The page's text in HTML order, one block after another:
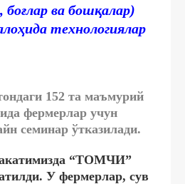
боғлар ва бошқалар)
технологиялар
152 та маъмурий
фермерлар учун
семинар ўтказилади.
“ТОМЧИ”
У фермерлар, сув